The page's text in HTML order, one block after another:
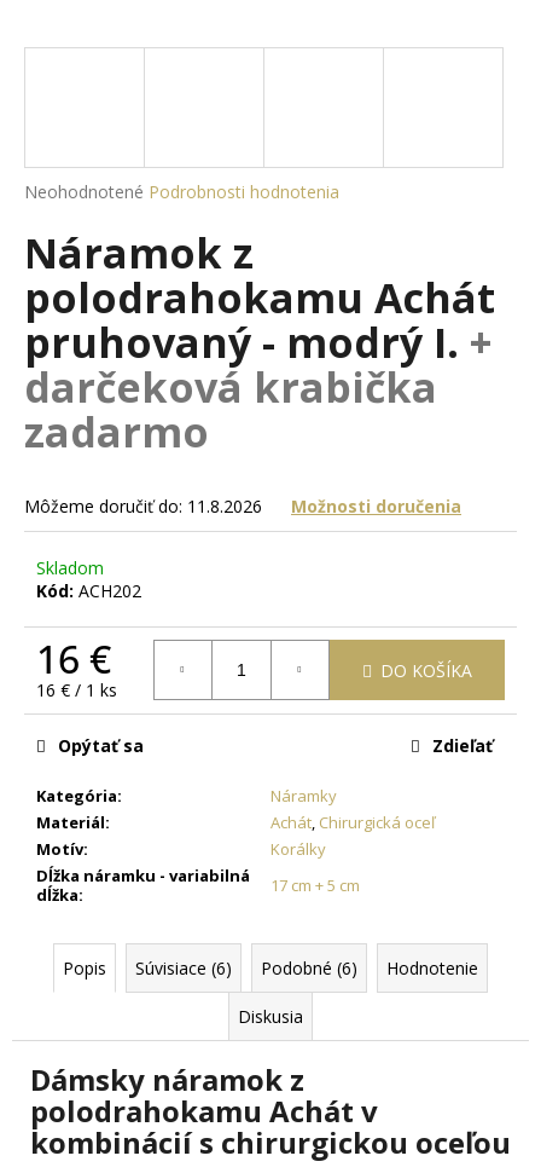
Priemerné
produktu
je
5
hviezdičiek.
Neohodnotené Podrobnosti hodnotenia
Náramok z
polodrahokamu Achát
pruhovaný - modrý I. +
darčeková krabička
zadarmo
Môžeme doručiť do: 11.8.2026 Možnosti doručenia
Skladom
Kód: ACH202
16 €
Jednotková
cena:
16 € / 1 ks
DO KOŠÍKA
Kategória:
Náramky
Materiál: Achát Chirurgická oceľ
Motív:
Korálky
Dĺžka náramku - variabilná
dĺžka: 17 cm + 5 cm
Opýtať sa Zdieľať
Popis Súvisiace (6) Podobné (6) Hodnotenie
Diskusia
Dámsky náramok z
polodrahokamu Achát v
kombinácií s chirurgickou oceľou
j
?
HĽADAŤ
O
d
p
r
ú
a
m
e
RETIAZKA
Z
CHIRURGICKEJ
OCELE
MADISON
DARČEKOVÁ
KRABIČKA
ZADARMO